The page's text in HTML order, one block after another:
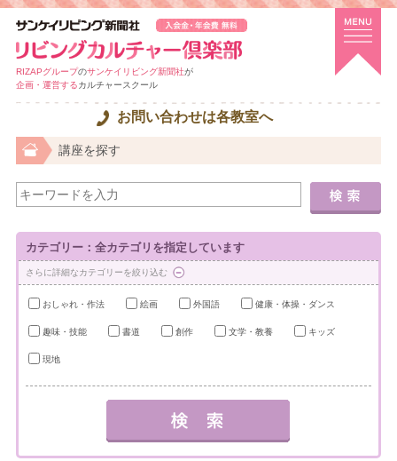
RIZAPグループのサンケイリビング新聞社が
企画・運営するカルチャースクール
お問い合わせは各教室へ
講座を探す
カテゴリー：全カテゴリを指定しています
さらに詳細なカテゴリーを絞り込む
おしゃれ・作法 絵画 外国語 健康・体操・ダンス
趣味・技能 書道 創作 文学・教養 キッズ
現地